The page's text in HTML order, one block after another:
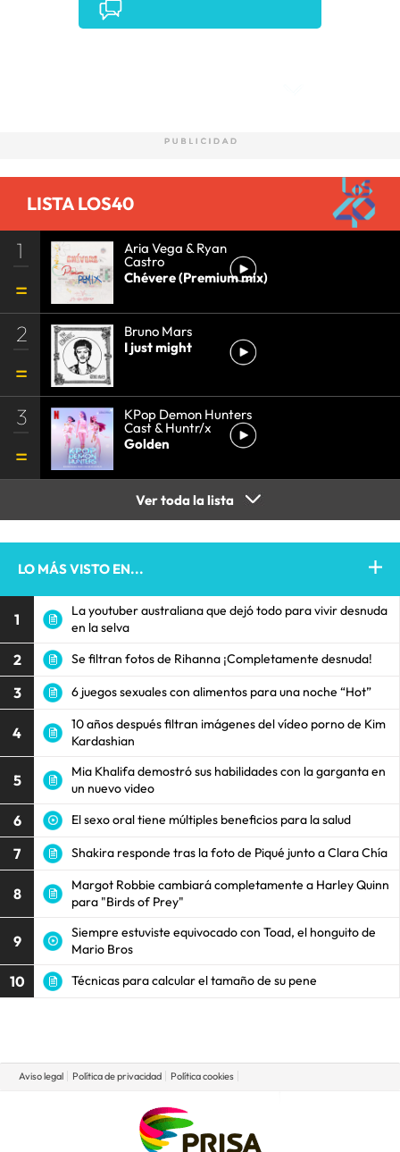
LISTA LOS40
1 Aria Vega & Ryan
Castro
Chévere (Premium mix)
2
Bruno Mars
I just might
3 KPop Demon Hunters
Cast & Huntr/x
Golden
Ver toda la lista
LO MÁS VISTO EN...
1
La youtuber australiana que dejó todo para vivir desnuda
en la selva
2 Se filtran fotos de Rihanna ¡Completamente desnuda!
3 6 juegos sexuales con alimentos para una noche “Hot”
4
10 años después filtran imágenes del vídeo porno de Kim
Kardashian
5
Mia Khalifa demostró sus habilidades con la garganta en
un nuevo video
6 El sexo oral tiene múltiples beneficios para la salud
7 Shakira responde tras la foto de Piqué junto a Clara Chía
8
Margot Robbie cambiará completamente a Harley Quinn
para "Birds of Prey"
9
Siempre estuviste equivocado con Toad, el honguito de
Mario Bros
10 Técnicas para calcular el tamaño de su pene
Aviso legal Política de privacidad Política cookies